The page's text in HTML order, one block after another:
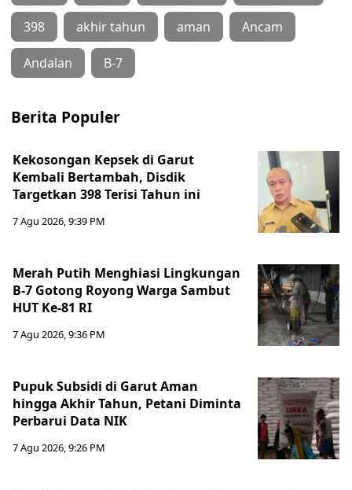
398 akhir tahun aman Ancam
Andalan B-7
Berita Populer
Kekosongan Kepsek di Garut
Kembali Bertambah, Disdik
Targetkan 398 Terisi Tahun ini
7 Agu 2026, 9:39 PM
Merah Putih Menghiasi Lingkungan
B-7 Gotong Royong Warga Sambut
HUT Ke-81 RI
7 Agu 2026, 9:36 PM
Pupuk Subsidi di Garut Aman
hingga Akhir Tahun, Petani Diminta
Perbarui Data NIK
7 Agu 2026, 9:26 PM